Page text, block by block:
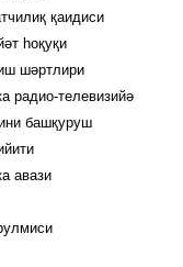
қаидиси
һоқуқи
шәртлири
радио-телевизийә
башқуруш
авази